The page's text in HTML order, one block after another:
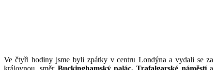
Ve čtyři hodiny jsme byli zpátky v centru Londýna a vydali se za